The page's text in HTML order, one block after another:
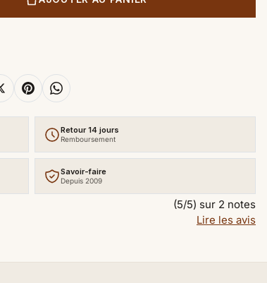
Retour 14 jours
Remboursement
Savoir-faire
Depuis 2009
(5/5) sur 2 notes
Lire les avis